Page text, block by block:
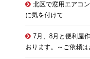
北区で窓用エアコ
に気を付けて
7月、8月と便利屋
おります。～ご依頼は